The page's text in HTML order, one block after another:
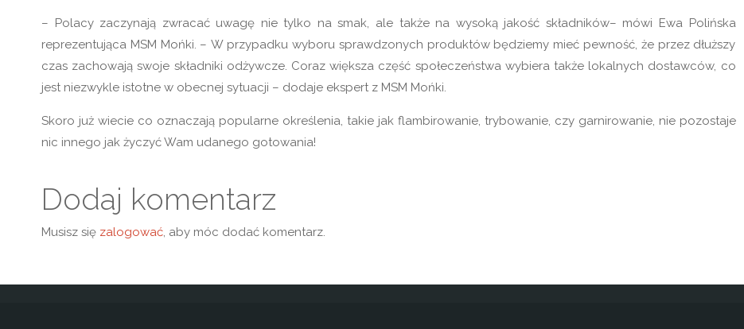
– Polacy zaczynają zwracać uwagę nie tylko na smak, ale także na wysoką jakość składników– mówi Ewa Polińska
reprezentująca MSM Mońki. – W przypadku wyboru sprawdzonych produktów będziemy mieć pewność, że przez dłuższy
czas zachowają swoje składniki odżywcze. Coraz większa część społeczeństwa wybiera także lokalnych dostawców, co
jest niezwykle istotne w obecnej sytuacji – dodaje ekspert z MSM Mońki.
Skoro już wiecie co oznaczają popularne określenia, takie jak flambirowanie, trybowanie, czy garnirowanie, nie pozostaje
nic innego jak życzyć Wam udanego gotowania!
Dodaj komentarz
Musisz się zalogować, aby móc dodać komentarz.